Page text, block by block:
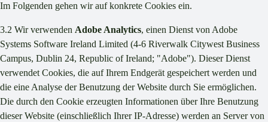
Im Folgenden gehen wir auf konkrete Cookies ein.
3.2 Wir verwenden Adobe Analytics, einen Dienst von Adobe
Systems Software Ireland Limited (4-6 Riverwalk Citywest Business
Campus, Dublin 24, Republic of Ireland; "Adobe"). Dieser Dienst
verwendet Cookies, die auf Ihrem Endgerät gespeichert werden und
die eine Analyse der Benutzung der Website durch Sie ermöglichen.
Die durch den Cookie erzeugten Informationen über Ihre Benutzung
dieser Website (einschließlich Ihrer IP-Adresse) werden an Server von